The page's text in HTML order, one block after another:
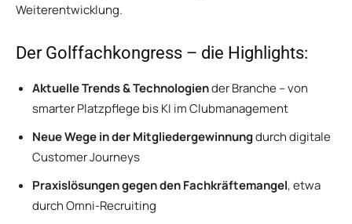
Weiterentwicklung.
Der Golffachkongress – die Highlights:
Aktuelle Trends & Technologiender Branche – von
smarter Platzpflege bis KI im Clubmanagement
Neue Wege in der Mitgliedergewinnungdurch digitale
Customer Journeys
Praxislösungen gegen den Fachkräftemangel, etwa
durch Omni-Recruiting